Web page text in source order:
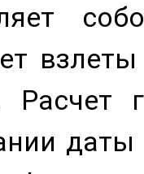
Расчет